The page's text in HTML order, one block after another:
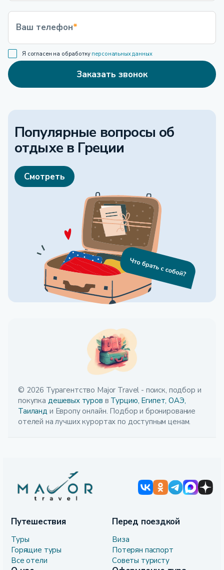
Ваш телефон*
Я согласен на обработку персональных данных
Заказать звонок
Популярные вопросы об
отдыхе в Греции
Смотреть
© 2026 Турагентство Major Travel - поиск, подбор и
покупка дешевых туров в Турцию, Египет, ОАЭ,
Таиланд и Европу онлайн. Подбор и бронирование
отелей на лучших курортах по доступным ценам.
Путешествия
Туры
Горящие туры
Все отели
Перед поездкой
Виза
Потерян паспорт
Советы туристу